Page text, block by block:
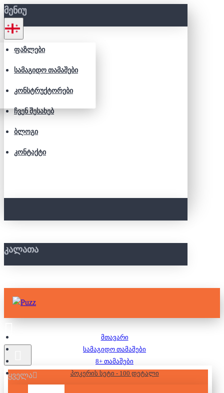
ᲛᲔᲜᲘᲣ
ᲤᲐᲖᲚᲔᲑᲘ
ᲡᲐᲛᲐᲒᲘᲓᲝ ᲗᲐᲛᲐᲨᲔᲑᲘ
ᲙᲝᲜᲡᲢᲠᲣᲥᲢᲝᲠᲔᲑᲘ
ᲩᲕᲔᲜ ᲨᲔᲡᲐᲮᲔᲑ
ᲑᲚᲝᲒᲘ
ᲙᲝᲜᲢᲐᲥᲢᲘ
ᲙᲐᲚᲐᲗᲐ
ყველა
მთავარი
სამაგიდო თამაშები
8+ თამაშები
პოკერის სეტი - 100 დეტალი